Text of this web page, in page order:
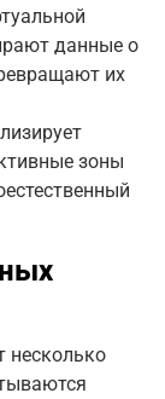
данные о
их
зоны
несколько